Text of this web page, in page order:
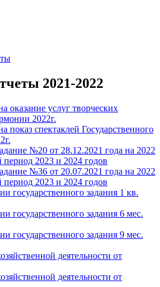
2021-2022
оказание услуг творческих
2022г.
показ спектаклей Государственного
№20 от 28.12.2021 года на 2022
2023 и 2024 годов
№36 от 20.07.2021 года на 2022
2023 и 2024 годов
государственного задания 1 кв.
государственного задания 6 мес.
государственного задания 9 мес.
деятельности от
деятельности от